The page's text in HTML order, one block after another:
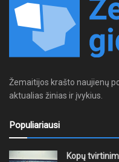
Žemaitijos krašto naujienų
aktualias žinias ir įvykius.
Populiariausi
Kopų